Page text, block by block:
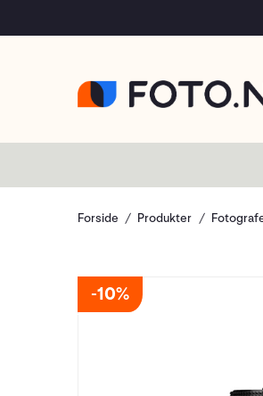
Forside Produkter
10%